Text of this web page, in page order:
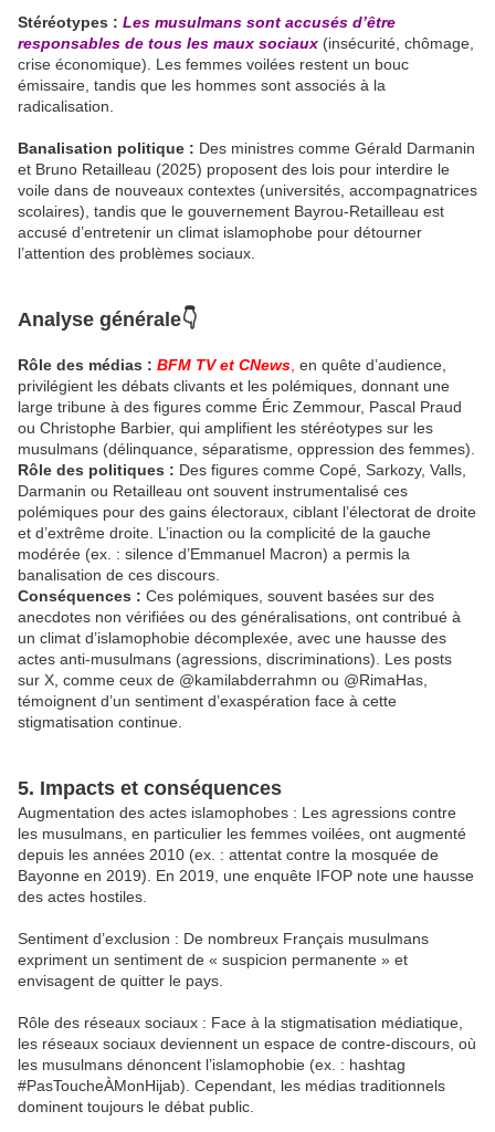
Stéréotypes : Les musulmans sont accusés d’être
responsables de tous les maux sociaux (insécurité, chômage,
crise économique). Les femmes voilées restent un bouc
émissaire, tandis que les hommes sont associés à la
radicalisation.
Banalisation politique : Des ministres comme Gérald Darmanin
et Bruno Retailleau (2025) proposent des lois pour interdire le
voile dans de nouveaux contextes (universités, accompagnatrices
scolaires), tandis que le gouvernement Bayrou-Retailleau est
accusé d’entretenir un climat islamophobe pour détourner
l’attention des problèmes sociaux.
Analyse générale👇
Rôle des médias : BFM TV et CNews en quête d’audience,
privilégient les débats clivants et les polémiques, donnant une
large tribune à des figures comme Éric Zemmour, Pascal Praud
ou Christophe Barbier, qui amplifient les stéréotypes sur les
musulmans (délinquance, séparatisme, oppression des femmes).
Rôle des politiques : Des figures comme Copé, Sarkozy, Valls,
Darmanin ou Retailleau ont souvent instrumentalisé ces
polémiques pour des gains électoraux, ciblant l’électorat de droite
et d’extrême droite. L’inaction ou la complicité de la gauche
modérée (ex. : silence d’Emmanuel Macron) a permis la
banalisation de ces discours.
Conséquences : Ces polémiques, souvent basées sur des
anecdotes non vérifiées ou des généralisations, ont contribué à
un climat d’islamophobie décomplexée, avec une hausse des
actes anti-musulmans (agressions, discriminations). Les posts
sur X, comme ceux de @kamilabderrahmn ou @RimaHas,
témoignent d’un sentiment d’exaspération face à cette
stigmatisation continue.
5. Impacts et conséquences
Augmentation des actes islamophobes : Les agressions contre
les musulmans, en particulier les femmes voilées, ont augmenté
depuis les années 2010 (ex. : attentat contre la mosquée de
Bayonne en 2019). En 2019, une enquête IFOP note une hausse
des actes hostiles.
Sentiment d’exclusion : De nombreux Français musulmans
expriment un sentiment de « suspicion permanente » et
envisagent de quitter le pays.
Rôle des réseaux sociaux : Face à la stigmatisation médiatique,
les réseaux sociaux deviennent un espace de contre-discours, où
les musulmans dénoncent l’islamophobie (ex. : hashtag
#PasToucheÀMonHijab). Cependant, les médias traditionnels
dominent toujours le débat public.